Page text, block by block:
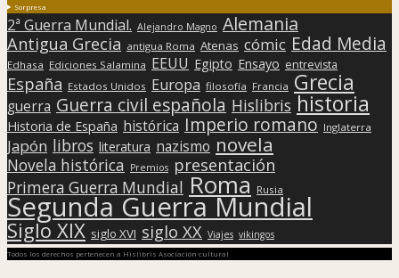
Sorpresa
2ª Guerra Mundial. Alejandro Magno Alemania
Antigua Grecia antigua Roma Atenas cómic Edad Media
Edhasa Ediciones Salamina EEUU Egipto Ensayo entrevista
España Estados Unidos Europa filosofía Francia Grecia
guerra Guerra civil española Hislibris historia
Historia de España histórica Imperio romano Inglaterra
Japón libros literatura nazismo novela
Novela histórica Premios presentación
Primera Guerra Mundial Roma Rusia
Segunda Guerra Mundial
Siglo XIX siglo XVI siglo XX Viajes vikingos
Todos los derechos pertenecen a Hislibris Asociación cultural